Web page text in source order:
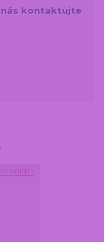
nás kontaktujte